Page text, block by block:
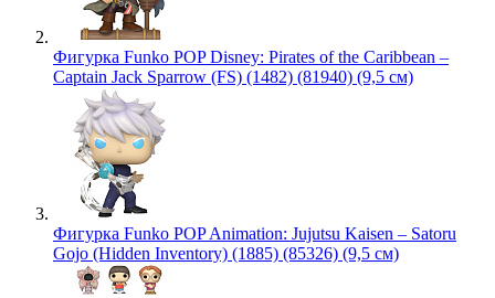
Фигурка Funko POP Disney: Pirates of the Caribbean –
Captain Jack Sparrow (FS) (1482) (81940) (9,5 см)
Фигурка Funko POP Animation: Jujutsu Kaisen – Satoru
Gojo (Hidden Inventory) (1885) (85326) (9,5 см)